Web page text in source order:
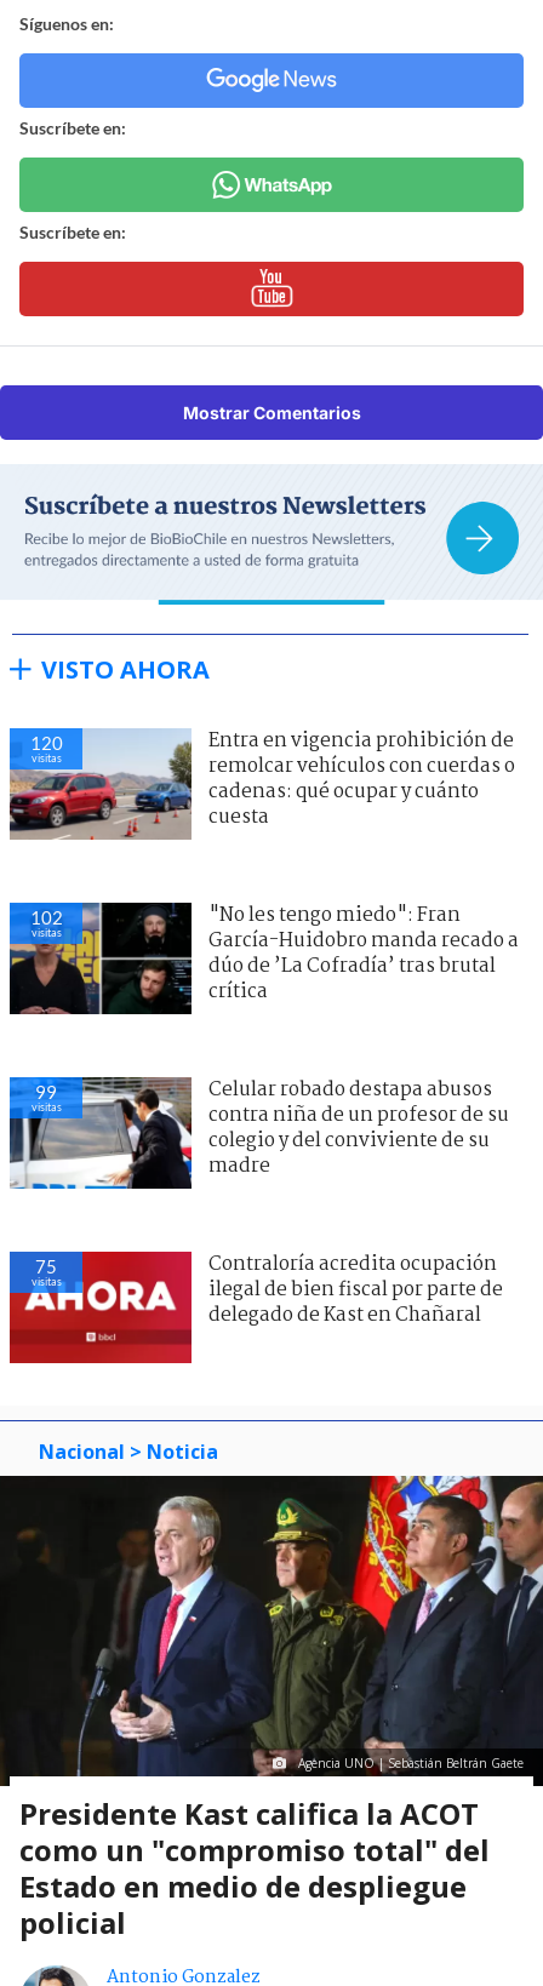
Síguenos en:
Suscríbete en:
Suscríbete en:
Mostrar Comentarios
VISTO AHORA
120
visitas
Entra en vigencia prohibición de
remolcar vehículos con cuerdas o
cadenas: qué ocupar y cuánto
cuesta
102
visitas
"No les tengo miedo": Fran
García-Huidobro manda recado a
dúo de ’La Cofradía’ tras brutal
crítica
99
visitas
Celular robado destapa abusos
contra niña de un profesor de su
colegio y del conviviente de su
madre
75
visitas
Contraloría acredita ocupación
ilegal de bien fiscal por parte de
delegado de Kast en Chañaral
Nacional > Noticia
Agencia UNO | Sebastián Beltrán Gaete
Presidente Kast califica la ACOT
como un "compromiso total" del
Estado en medio de despliegue
policial
Antonio Gonzalez